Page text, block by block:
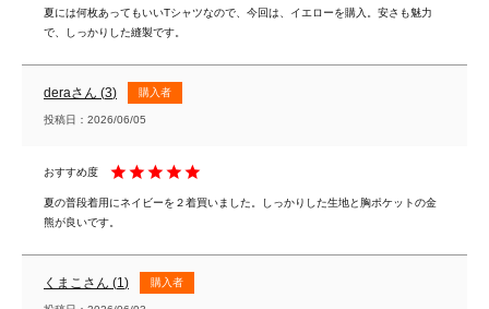
夏には何枚あってもいいTシャツなので、今回は、イエローを購入。安さも魅力
で、しっかりした縫製です。
dera 3 購入者
投稿日 2026/06/05
夏の普段着用にネイビーを２着買いました。しっかりした生地と胸ポケットの金
熊が良いです。
くまこ 1 購入者